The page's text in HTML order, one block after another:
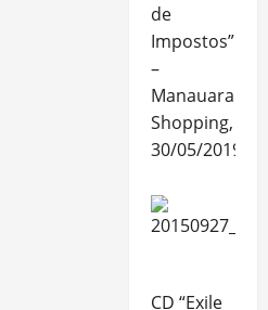
de
Impostos”
–
Manauara
Shopping,
30/05/2019
CD “Exile